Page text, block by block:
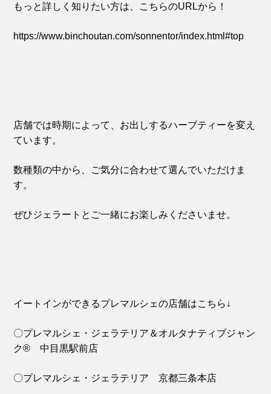
もっと詳しく知りたい方は、こちらのURLから！
https://www.binchoutan.com/sonnentor/index.html#top
店舗では時期によって、お出しするハーブティーを変え
ています。
数種類の中から、ご気分に合わせて選んでいただけま
す。
ぜひジェラートとご一緒にお楽しみくださいませ。
イートインができるプレマルシェの店舗はこちら↓
〇プレマルシェ・ジェラテリア＆オルタナティブジャン
ク® 中目黒駅前店
〇プレマルシェ・ジェラテリア 京都三条本店